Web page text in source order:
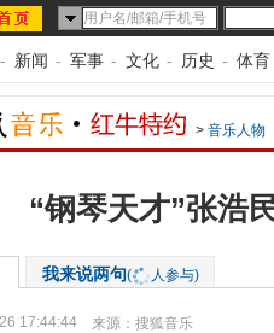
- 新闻 - 军事 - 文化 - 历史 - 体育
> 音乐人物
“钢琴天才”张浩
我来说两句( 人参与)
17:44:44 来源： 搜狐音乐